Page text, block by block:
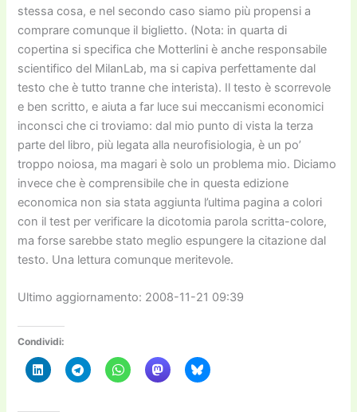
stessa cosa, e nel secondo caso siamo più propensi a
comprare comunque il biglietto. (Nota: in quarta di
copertina si specifica che Motterlini è anche responsabile
scientifico del MilanLab, ma si capiva perfettamente dal
testo che è tutto tranne che interista). Il testo è scorrevole
e ben scritto, e aiuta a far luce sui meccanismi economici
inconsci che ci troviamo: dal mio punto di vista la terza
parte del libro, più legata alla neurofisiologia, è un po’
troppo noiosa, ma magari è solo un problema mio. Diciamo
invece che è comprensibile che in questa edizione
economica non sia stata aggiunta l’ultima pagina a colori
con il test per verificare la dicotomia parola scritta-colore,
ma forse sarebbe stato meglio espungere la citazione dal
testo. Una lettura comunque meritevole.
Ultimo aggiornamento: 2008-11-21 09:39
Condividi: